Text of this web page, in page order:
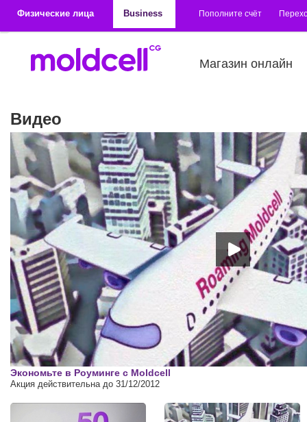
Физические лица
Business Пополните счёт
Магазин онлайн
Видео
00:00
Экономьте в Роуминге с Moldcell
Акция действительна до 31/12/2012